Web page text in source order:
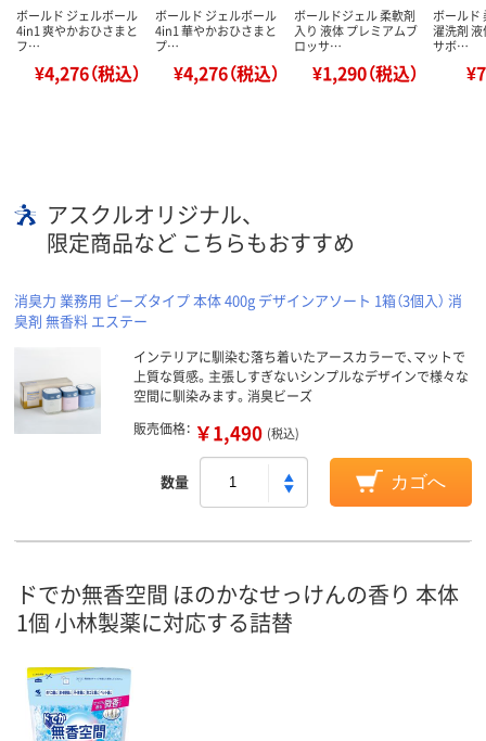
ボールド ジェルボール
4in1 爽やかおひさまと
フ…
¥4,276（税込）
ボールド ジェルボール
4in1 華やかおひさまと
プ…
¥4,276（税込）
ボールドジェル 柔軟剤
入り 液体 プレミアムブ
ロッサ…
¥1,290（税込）
ボールド
濯洗剤
サボ…
アスクルオリジナル、
限定商品など こちらもおすすめ
消臭力 業務用 ビーズタイプ 本体 400g デザインアソート 1箱（3個入） 消
臭剤 無香料 エステー
インテリアに馴染む落ち着いたアースカラーで、マットで
上質な質感。主張しすぎないシンプルなデザインで様々な
空間に馴染みます。消臭ビーズ
販売価格： ￥1,490 (税込)
数量 カゴへ
ドでか無香空間 ほのかなせっけんの香り 本体
1個 小林製薬に対応する詰替